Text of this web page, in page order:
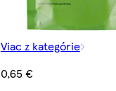
Viac z kategórie
0,65 €